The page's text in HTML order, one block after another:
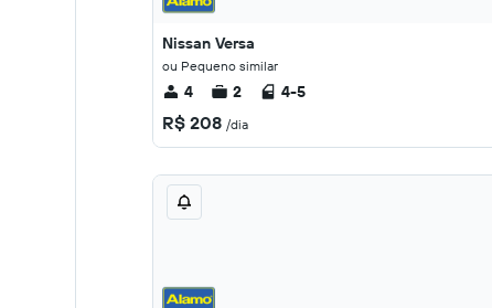
Nissan Versa
ou Pequeno similar
4 2 4-5
R$ 208 /dia